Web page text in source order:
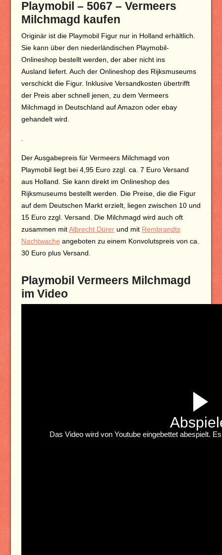
Playmobil – 5067 – Vermeers
Milchmagd kaufen
Originär ist die Playmobil Figur nur in Holland erhältlich.
Sie kann über den niederländischen Playmobil-
Onlineshop bestellt werden, der aber nicht ins
Ausland liefert. Auch der Onlineshop des Rijksmuseums
verschickt die Figur. Inklusive Versandkosten übertrifft
der Preis aber schnell jenen, zu dem Vermeers
Milchmagd in Deutschland auf Amazon oder ebay
gehandelt wird.
Der Ausgabepreis für Vermeers Milchmagd von
Playmobil liegt bei 4,95 Euro zzgl. ca. 7 Euro Versand
aus Holland. Sie kann direkt im Onlineshop des
Rijksmuseums bestellt werden. Die Preise, die die Figur
auf dem Deutschen Markt erzielt, liegen zwischen 10 und
15 Euro zzgl. Versand. Die Milchmagd wird auch oft
zusammen mitAlbrecht Dürerund mit Rembrandts
Nachtwache angeboten zu einem Konvolutspreis von ca.
30 Euro plus Versand.
Playmobil Vermeers Milchmagd
im Video
Das Video wird von Youtube eingebettet abespielt.